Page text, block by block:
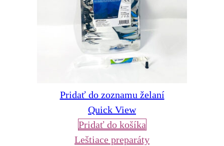
Pridať do zoznamu želaní
Quick View
Pridať do košíka
Leštiace preparáty